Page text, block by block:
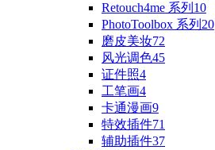
Retouch4me 系列 10
PhotoToolbox 系列 20
磨皮美妆72
风光调色45
证件照4
工笔画4
卡通漫画9
特效插件71
辅助插件37